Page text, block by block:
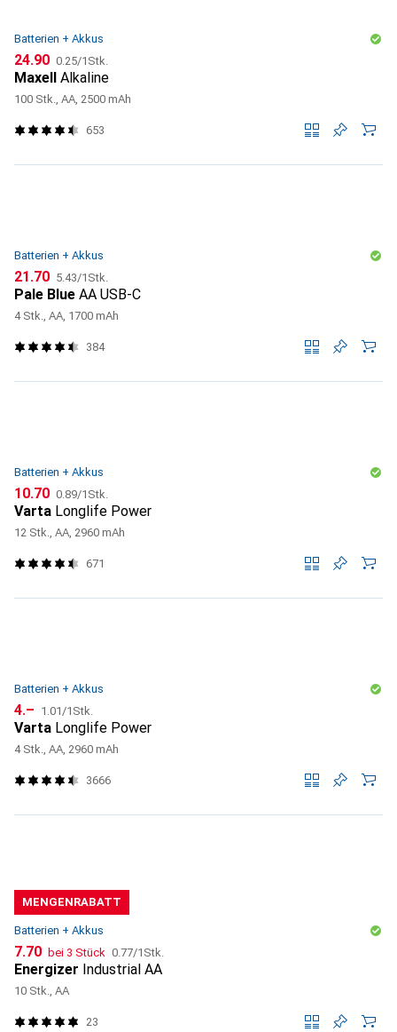
Batterien + Akkus
CHF
24.90 CHF
0.25/1Stk.
Maxell Alkaline
100 Stk., AA, 2500 mAh
653
Batterien + Akkus
CHF
21.70 CHF
5.43/1Stk.
Pale Blue AA USB-C
4 Stk., AA, 1700 mAh
384
Batterien + Akkus
CHF
10.70 CHF
0.89/1Stk.
Varta Longlife Power
12 Stk., AA, 2960 mAh
671
Batterien + Akkus
CHF
4.– CHF
1.01/1Stk.
Varta Longlife Power
4 Stk., AA, 2960 mAh
3666
MENGENRABATT
Batterien + Akkus
CHF
7.70 bei 3 Stück CHF
0.77/1Stk.
Energizer Industrial AA
10 Stk., AA
23